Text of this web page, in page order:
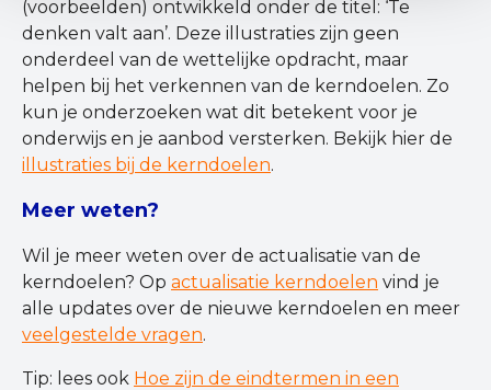
(voorbeelden) ontwikkeld onder de titel: ‘Te
denken valt aan’. Deze illustraties zijn geen
onderdeel van de wettelijke opdracht, maar
helpen bij het verkennen van de kerndoelen. Zo
kun je onderzoeken wat dit betekent voor je
onderwijs en je aanbod versterken. Bekijk hier de
illustraties bij de kerndoelen.
Meer weten?
Wil je meer weten over de actualisatie van de
kerndoelen? Op actualisatie kerndoelen vind je
alle updates over de nieuwe kerndoelen en meer
veelgestelde vragen.
Tip: lees ook Hoe zijn de eindtermen in een